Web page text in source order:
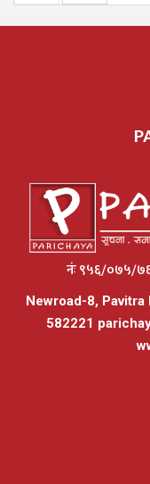
नंः ९५६/०७५/
Newroad-8,
582221